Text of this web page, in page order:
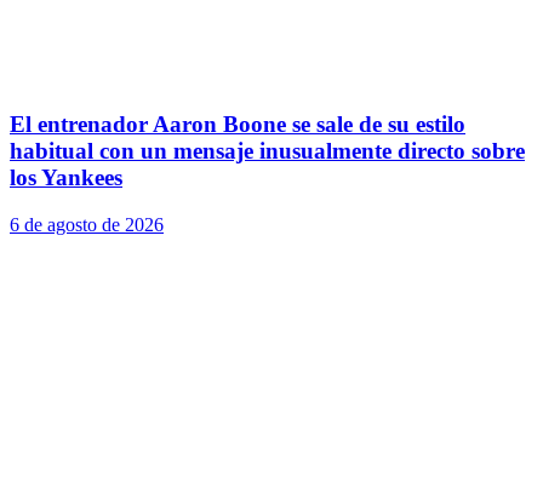
El entrenador Aaron Boone se sale de su estilo
habitual con un mensaje inusualmente directo sobre
los Yankees
6 de agosto de 2026